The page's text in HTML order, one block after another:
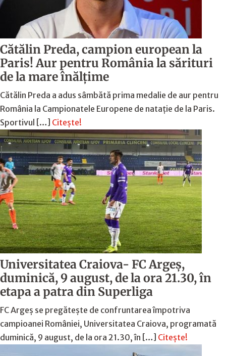
Cătălin Preda, campion european la
Paris! Aur pentru România la sărituri
de la mare înălțime
Cătălin Preda a adus sâmbătă prima medalie de aur pentru
România la Campionatele Europene de natație de la Paris.
Sportivul […] Citește!
Universitatea Craiova- FC Argeș,
duminică, 9 august, de la ora 21.30, în
etapa a patra din Superliga
FC Argeș se pregătește de confruntarea împotriva
campioanei României, Universitatea Craiova, programată
duminică, 9 august, de la ora 21.30, în […] Citește!